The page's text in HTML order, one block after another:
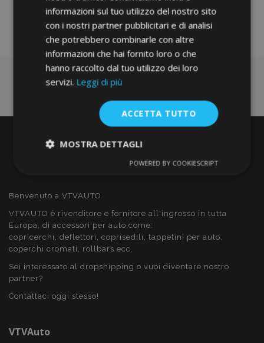
lista
desideri
Benvenuto a VTVAUTO
VTVAUTO è rivenditore e fornitore all'ingrosso in tutta
Europa, di accessori per auto come:
copricerchi, deflettori, coprisedili, tappetini per auto,
coperchi cromati, rollbars ecc.
Sei interessato al dropshipping o vuoi diventare nostro
partner?
Contattaci oggi stesso!
VTVAuto
informazioni sul tuo utilizzo del nostro sito
con i nostri partner pubblicitari e di analisi
che potrebbero combinarle con altre
informazioni che hai fornito loro o che
hanno raccolto dal tuo utilizzo dei loro
servizi. Leggi di più
ACCETTA TUTTO
MOSTRA DETTAGLI
Performance
Targeting Funzionalità
POWERED BY COOKIESCRIPT